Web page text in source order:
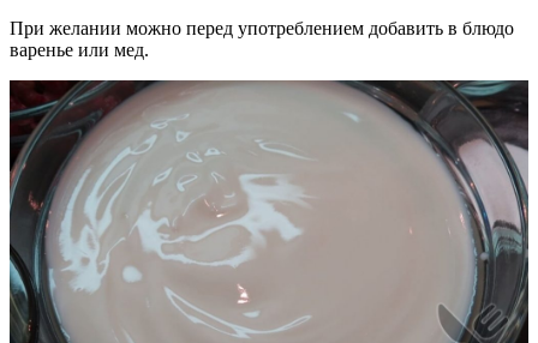
При желании можно перед употреблением добавить в блюдо
варенье или мед.